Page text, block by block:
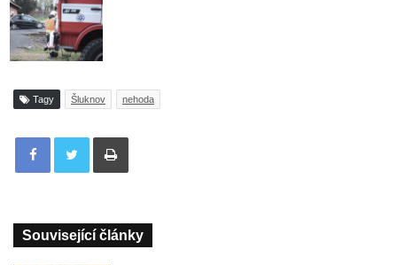
Tagy Šluknov nehoda
Tisknout
Související články